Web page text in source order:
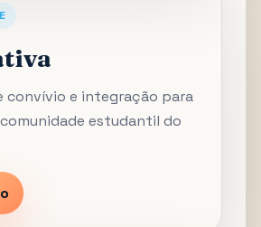
convívio e integração para
estudantil do